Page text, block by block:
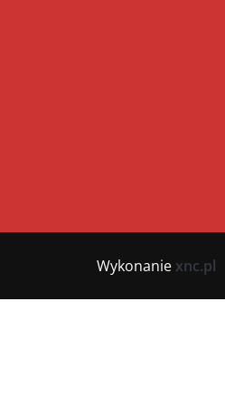
Wykonanie xnc.pl